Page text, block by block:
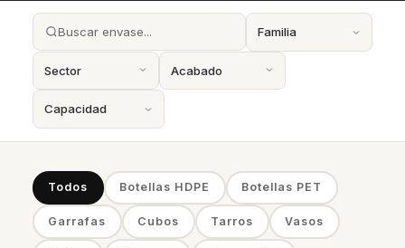
Todos Botellas HDPE Botellas PET
Garrafas Cubos Tarros Vasos